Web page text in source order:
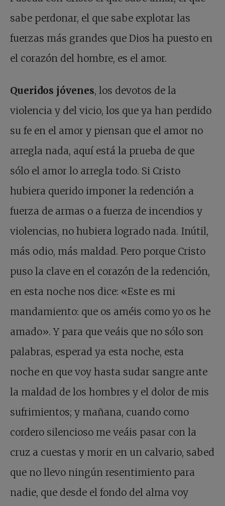
sabe perdonar, el que sabe explotar las
fuerzas más grandes que Dios ha puesto en
el corazón del hombre, es el amor.
Queridos jóvenes, los devotos de la
violencia y del vicio, los que ya han perdido
su fe en el amor y piensan que el amor no
arregla nada, aquí está la prueba de que
sólo el amor lo arregla todo. Si Cristo
hubiera querido imponer la redención a
fuerza de armas o a fuerza de incendios y
violencias, no hubiera logrado nada. Inútil,
más odio, más maldad. Pero porque Cristo
puso la clave en el corazón de la redención,
en esta noche nos dice: «Este es mi
mandamiento: que os améis como yo os he
amado». Y para que veáis que no sólo son
palabras, esperad ya esta noche, esta
noche en que voy hasta sudar sangre ante
la maldad de los hombres y el dolor de mis
sufrimientos; y mañana, cuando como
cordero silencioso me veáis pasar con la
cruz a cuestas y morir en un calvario, sabed
que no llevo ningún resentimiento para
nadie, que desde el fondo del alma voy